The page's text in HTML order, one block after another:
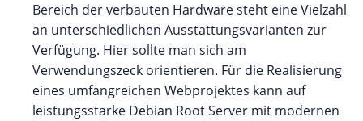
Bereich der verbauten Hardware steht eine Vielzahl
an unterschiedlichen Ausstattungsvarianten zur
Verfügung. Hier sollte man sich am
Verwendungszeck orientieren. Für die Realisierung
eines umfangreichen Webprojektes kann auf
leistungsstarke Debian Root Server mit modernen